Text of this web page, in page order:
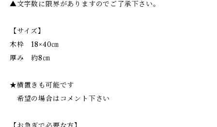
▲文字数に限界がありますのでご了承下さい。
【サイズ】
木枠 18×40㎝
厚み 約8㎝
★横置きも可能です
希望の場合はコメント下さい